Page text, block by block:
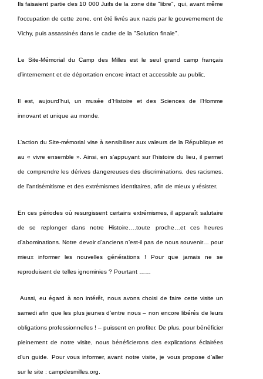
Ils faisaient partie des 10 000 Juifs de la zone dite "libre", qui, avant même
l'occupation de cette zone, ont été livrés aux nazis par le gouvernement de
Vichy, puis assassinés dans le cadre de la "Solution finale".
Le Site-Mémorial du Camp des Milles est le seul grand camp français
d’internement et de déportation encore intact et accessible au public.
Il est, aujourd’hui, un musée d’Histoire et des Sciences de l’Homme
innovant et unique au monde.
L’action du Site-mémorial vise à sensibiliser aux valeurs de la République et
au « vivre ensemble ». Ainsi, en s’appuyant sur l’histoire du lieu, il permet
de comprendre les dérives dangereuses des discriminations, des racismes,
de l’antisémitisme et des extrémismes identitaires, afin de mieux y résister.
En ces périodes où resurgissent certains extrémismes, il apparaît salutaire
de se replonger dans notre Histoire….toute proche…et ces heures
d’abominations. Notre devoir d’anciens n’est-il pas de nous souvenir… pour
mieux informer les nouvelles générations ! Pour que jamais ne se
reproduisent de telles ignominies ? Pourtant ……
Aussi, eu égard à son intérêt, nous avons choisi de faire cette visite un
samedi afin que les plus jeunes d’entre nous – non encore libérés de leurs
obligations professionnelles ! – puissent en profiter. De plus, pour bénéficier
pleinement de notre visite, nous bénéficierons des explications éclairées
d’un guide. Pour vous informer, avant notre visite, je vous propose d’aller
sur le site : campdesmilles.org.